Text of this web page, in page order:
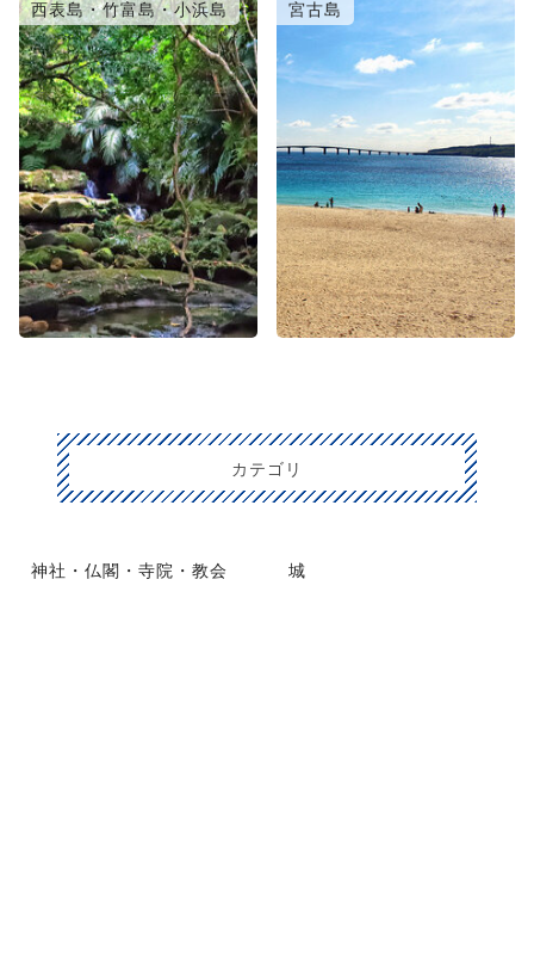
西表島・竹富島・小浜島 宮古島
カテゴリ
神社・仏閣・寺院・教会 城